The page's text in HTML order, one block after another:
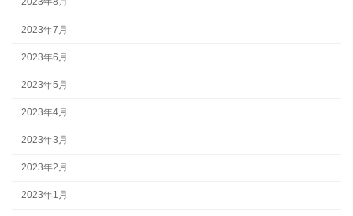
2023年7月
2023年6月
2023年5月
2023年4月
2023年3月
2023年2月
2023年1月